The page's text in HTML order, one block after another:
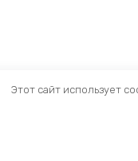
Этот сайт использует